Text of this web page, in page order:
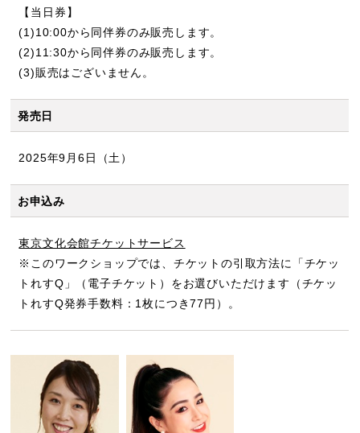
【当日券】
(1)10:00から同伴券のみ販売します。
(2)11:30から同伴券のみ販売します。
(3)販売はございません。
発売日
2025年9月6日（土）
お申込み
東京文化会館チケットサービス
※このワークショップでは、チケットの引取方法に「チケッ
トれすQ」（電子チケット）をお選びいただけます（チケッ
トれすQ発券手数料：1枚につき77円）。